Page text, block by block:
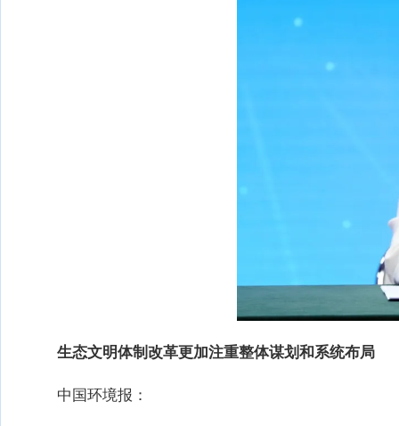
生态文明体制改革更加注重整体谋划和系统布局
中国环境报：